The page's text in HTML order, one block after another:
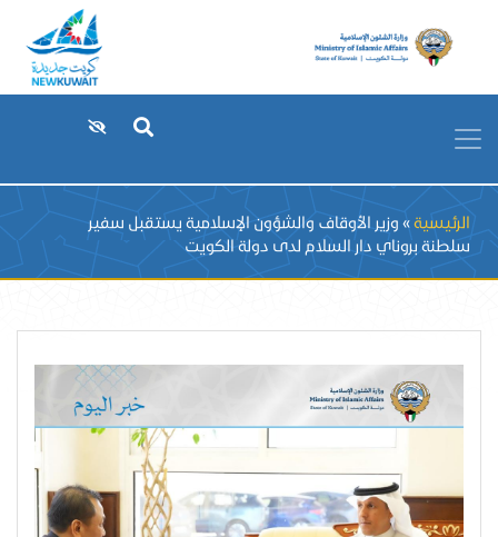
Breadcrumb
الرئيسية
وزير الأوقاف والشؤون الإسلامية يستقبل سفير
سلطنة بروناي دار السلام لدى دولة الكويت